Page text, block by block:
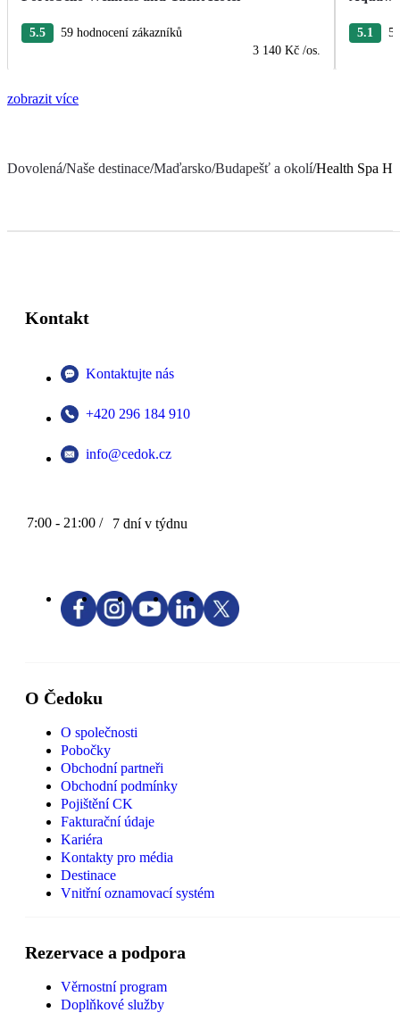
5.5
59 hodnocení zákazníků
3 140 Kč /os.
5.1
zobrazit více
Dovolená/Naše destinace/Maďarsko/Budapešť a okolí/Health Spa
Kontakt
Kontaktujte nás
+420 296 184 910
info@cedok.cz
7:00 - 21:00 / 7 dní v týdnu
O Čedoku
O společnosti
Pobočky
Obchodní partneři
Obchodní podmínky
Pojištění CK
Fakturační údaje
Kariéra
Kontakty pro média
Destinace
Vnitřní oznamovací systém
Rezervace a podpora
Věrnostní program
Doplňkové služby